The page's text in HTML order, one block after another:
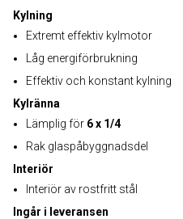
Kylning
Extremt effektiv kylmotor
Låg energiförbrukning
Effektiv och konstant kylning
Kylränna
Lämplig för 6 x 1/4
Rak glaspåbyggnadsdel
Interiör
Interiör av rostfritt stål
Ingår i leveransen